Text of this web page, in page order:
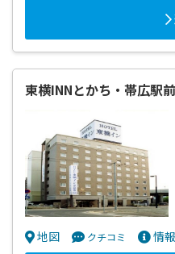
東横INNとかち・帯広駅前
地図 クチコミ 情報